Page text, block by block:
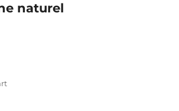
naturel